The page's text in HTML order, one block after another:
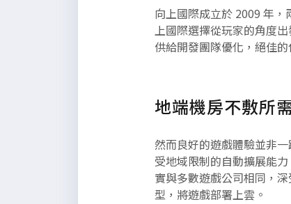
向上國際成立於 2009 年
上國際選擇從玩家的角度
供給開發團隊優化，絕佳
地端機房不敷所
然而良好的遊戲體驗並非
受地域限制的自動擴展能
實與多數遊戲公司相同，
型，將遊戲部署上雲。
度而定義的無意義內文，請自行